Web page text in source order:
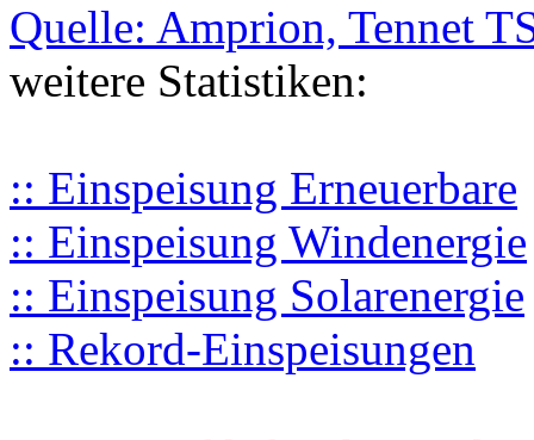
Quelle: Amprion, Tennet
weitere Statistiken:
:: Einspeisung Erneuerbare
:: Einspeisung Windenergie
:: Einspeisung Solarenergie
:: Rekord-Einspeisungen